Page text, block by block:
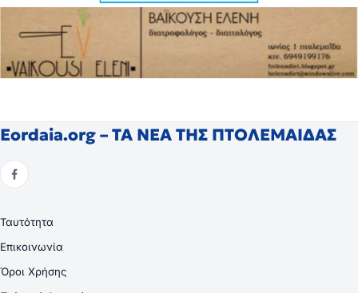
Eordaia.org – ΤΑ ΝΕΑ ΤΗΣ ΠΤΟΛΕΜΑΙΔΑΣ
Ταυτότητα
Επικοινωνία
Όροι Χρήσης